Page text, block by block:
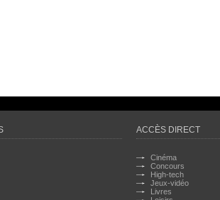
ACCÈS DIRECT
Cinéma
Concours
High-tech
Jeux-vidéo
Livres